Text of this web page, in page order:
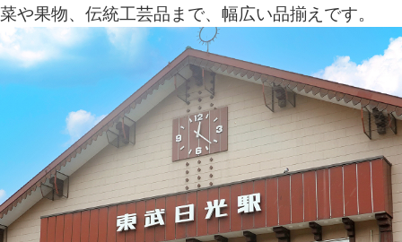
菜や果物、伝統工芸品まで、幅広い品揃えです。